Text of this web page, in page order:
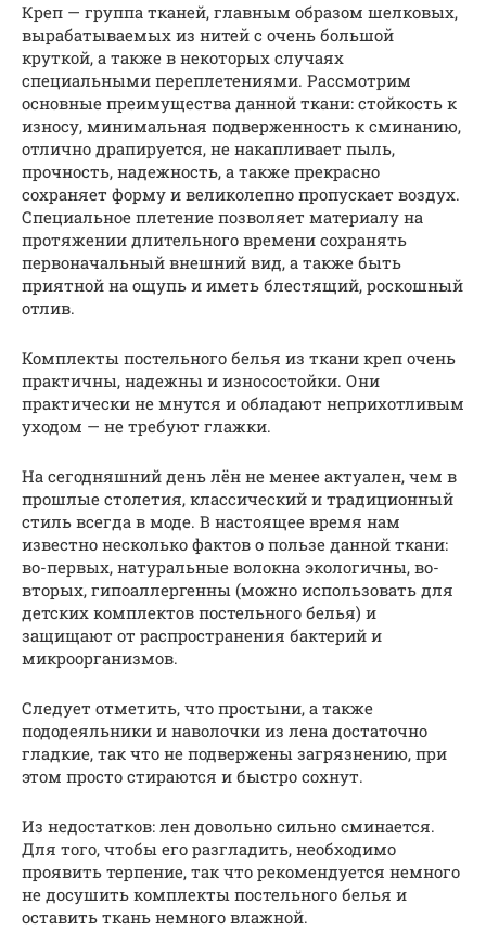
Креп — группа тканей, главным образом шелковых,
вырабатываемых из нитей с очень большой
круткой, а также в некоторых случаях
специальными переплетениями. Рассмотрим
основные преимущества данной ткани: стойкость к
износу, минимальная подверженность к сминанию,
отлично драпируется, не накапливает пыль,
прочность, надежность, а также прекрасно
сохраняет форму и великолепно пропускает воздух.
Специальное плетение позволяет материалу на
протяжении длительного времени сохранять
первоначальный внешний вид, а также быть
приятной на ощупь и иметь блестящий, роскошный
отлив.
Комплекты постельного белья из ткани креп очень
практичны, надежны и износостойки. Они
практически не мнутся и обладают неприхотливым
уходом — не требуют глажки.
На сегодняшний день лён не менее актуален, чем в
прошлые столетия, классический и традиционный
стиль всегда в моде. В настоящее время нам
известно несколько фактов о пользе данной ткани:
во-первых, натуральные волокна экологичны, во-
вторых, гипоаллергенны (можно использовать для
детских комплектов постельного белья) и
защищают от распространения бактерий и
микроорганизмов.
Следует отметить, что простыни, а также
пододеяльники и наволочки из лена достаточно
гладкие, так что не подвержены загрязнению, при
этом просто стираются и быстро сохнут.
Из недостатков: лен довольно сильно сминается.
Для того, чтобы его разгладить, необходимо
проявить терпение, так что рекомендуется немного
не досушить комплекты постельного белья и
оставить ткань немного влажной.